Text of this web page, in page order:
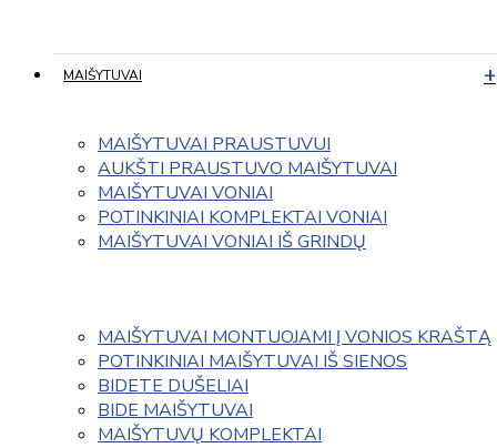
MAIŠYTUVAI
MAIŠYTUVAI PRAUSTUVUI
AUKŠTI PRAUSTUVO MAIŠYTUVAI
MAIŠYTUVAI VONIAI
POTINKINIAI KOMPLEKTAI VONIAI
MAIŠYTUVAI VONIAI IŠ GRINDŲ
MAIŠYTUVAI MONTUOJAMI Į VONIOS KRAŠTĄ
POTINKINIAI MAIŠYTUVAI IŠ SIENOS
BIDETE DUŠELIAI
BIDE MAIŠYTUVAI
MAIŠYTUVŲ KOMPLEKTAI